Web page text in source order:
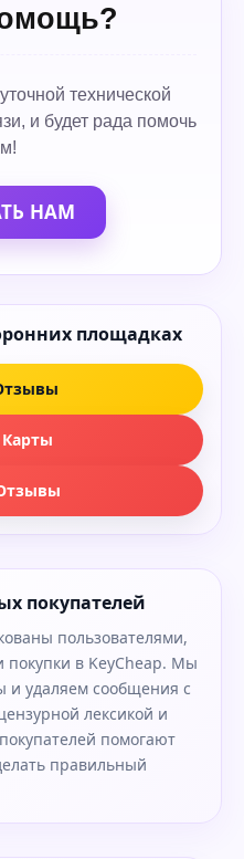
технической
и будет рада помочь
НАМ
площадках
покупателей
пользователями,
покупки в KeyCheap. Мы
и удаляем сообщения с
лексикой и
помогают
правильный